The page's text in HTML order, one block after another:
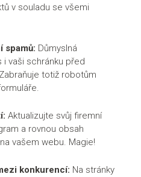
značky, jako je například
věří v naše služby. Naše
společnost Notino s.r.o.
Notino Partner
cz/app/notino-
), kterou nyní najdete v 7
se svým e-shopem.
přes 13.000 uživatelů v
o tisíce nových uživatelů.
v souladu se všemi
spamů: Důmyslná
vaši schránku před
totiž robotům
Aktualizujte svůj firemní
a rovnou obsah
vašem webu. Magie!
konkurencí: Na stránky